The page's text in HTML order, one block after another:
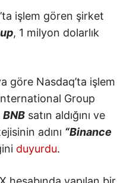
işlem gören şirket
, 1 milyon dolarlık
göre Nasdaq’ta işlem
Group
BNB satın aldığını ve
adını “Binance
duyurdu.